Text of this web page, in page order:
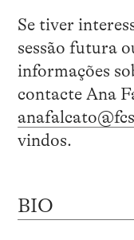
Se tiver
sessão futura
informações
contacte Ana
vindos.
BIO